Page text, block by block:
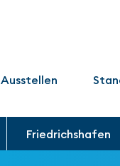
Ausstellen
Friedrichshafen